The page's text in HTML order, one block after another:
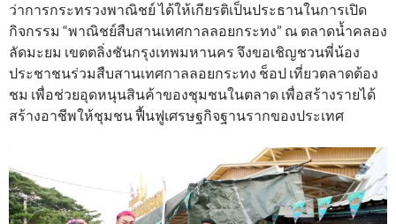
ว่าการกระทรวงพาณิชย์ ได้ให้เกียรติเป็นประธานในการเปิด
กิจกรรม “พาณิชย์สืบสานเทศกาลลอยกระทง” ณ ตลาดน้ำคลอง
ลัดมะยม เขตตลิ่งชันกรุงเทพมหานคร จึงขอเชิญชวนพี่น้อง
ประชาชนร่วมสืบสานเทศกาลลอยกระทง ช็อป เที่ยวตลาดต้อง
ชม เพื่อช่วยอุดหนุนสินค้าของชุมชนในตลาด เพื่อสร้างรายได้
สร้างอาชีพให้ชุมชน ฟื้นฟูเศรษฐกิจฐานรากของประเทศ